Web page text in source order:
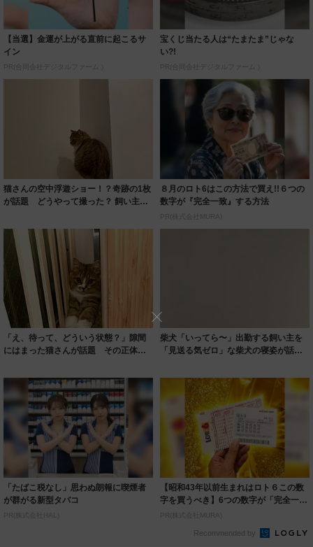
【当選】金運が上がる直前に起こるサ
イン
PR(合同会社デジタルファーム )
宝くじ当たる人は“たまたま”じゃな
い?!
PR(合同会社デジタルファーム )
猫さんの空中浮遊ショー！？奇跡の1枚
が話題 どうやって撮った？ 飼い主さ
８月のロト6はこの方法で買え!!６つの
数字が『完全一致』する方法
PR(株式会社MURA)
「え、待って、どういう状態？」隙間
にはまった猫さんが話題 その正体
柴犬「いってら〜」出勤する飼い主を
「見送る気ゼロ」な柴犬の寝姿が話題
「たばこ税なし」思わぬ朗報に喫煙者
が群がる新型タバコ
PR(株式会社HAL)
【昭和43年以前生まれはロト６この数
字を買うべき】6つの数字が「完全一
致」する方...
PR(株式会社MURA)
Recommended by